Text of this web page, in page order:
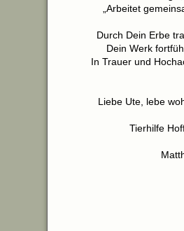
„Arbeitet
Durch Dein Erbe
Dein Werk
In Trauer und
Liebe Ute, lebe
Tierhilfe